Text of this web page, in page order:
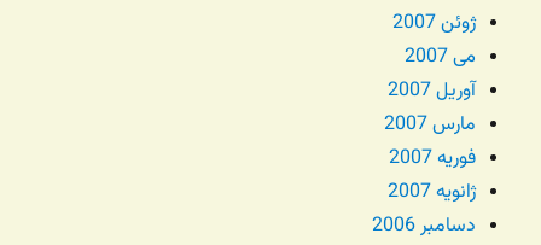
ژوئن 2007
می 2007
آوریل 2007
مارس 2007
فوریه 2007
ژانویه 2007
دسامبر 2006